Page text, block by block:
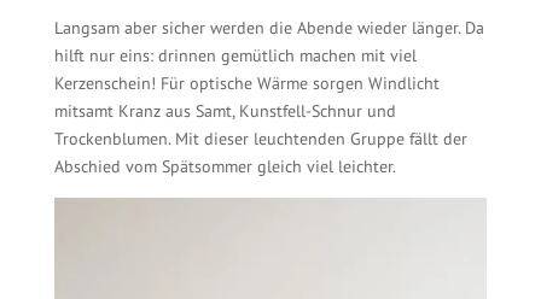
Langsam aber sicher werden die Abende wieder länger. Da
hilft nur eins: drinnen gemütlich machen mit viel
Kerzenschein! Für optische Wärme sorgen Windlicht
mitsamt Kranz aus Samt, Kunstfell-Schnur und
Trockenblumen. Mit dieser leuchtenden Gruppe fällt der
Abschied vom Spätsommer gleich viel leichter.